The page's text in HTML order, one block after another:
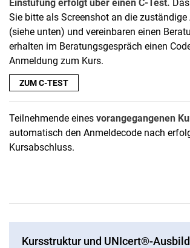
Einstufung erfolgt über einen C-Test.
Sie bitte als Screenshot an die zuständige
(siehe unten) und vereinbaren einen
erhalten im Beratungsgespräch einen
Anmeldung zum Kurs.
ZUM C-TEST
Teilnehmende eines vorangegangenen
automatisch den Anmeldecode nach
Kursabschluss.
Kursstruktur und UNIcert®-